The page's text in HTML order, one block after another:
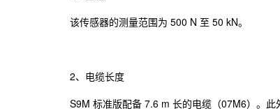
该传感器的测量范围为 500 N 至 50 kN。
2、电缆长度
S9M 标准版配备 7.6 m 长的电缆（07M6）。